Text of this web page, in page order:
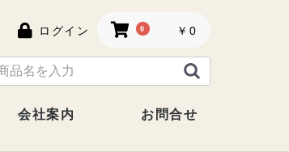
ログイン 0 ￥0
会社案内 お問合せ